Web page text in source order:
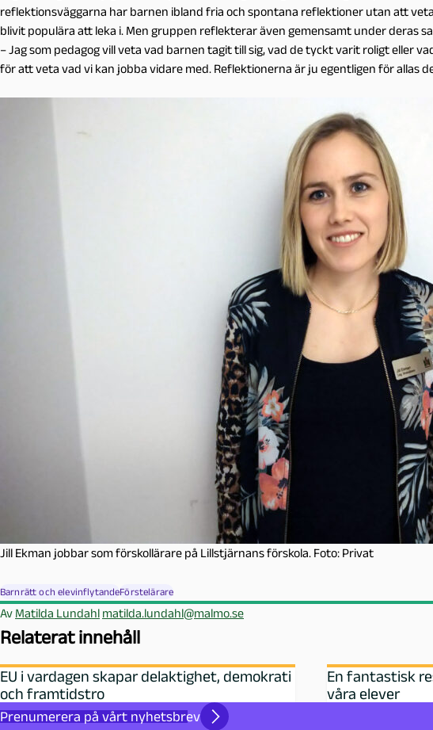
reflektionsväggarna har barnen ibland fria och spontana reflektioner utan att
blivit populära att leka i. Men gruppen reflekterar även gemensamt under deras
– Jag som pedagog vill veta vad barnen tagit till sig, vad de tyckt varit roligt eller
för att veta vad vi kan jobba vidare med. Reflektionerna är ju egentligen för allas
Jill Ekman jobbar som förskollärare på Lillstjärnans förskola. Foto: Privat
Barnrätt och elevinflytandeFörstelärare
Av Matilda Lundahl matilda.lundahl@malmo.se
Relaterat innehåll
EU i vardagen skapar delaktighet, demokrati
och framtidstro
En fantastisk
våra elever
Prenumerera på vårt nyhetsbrev